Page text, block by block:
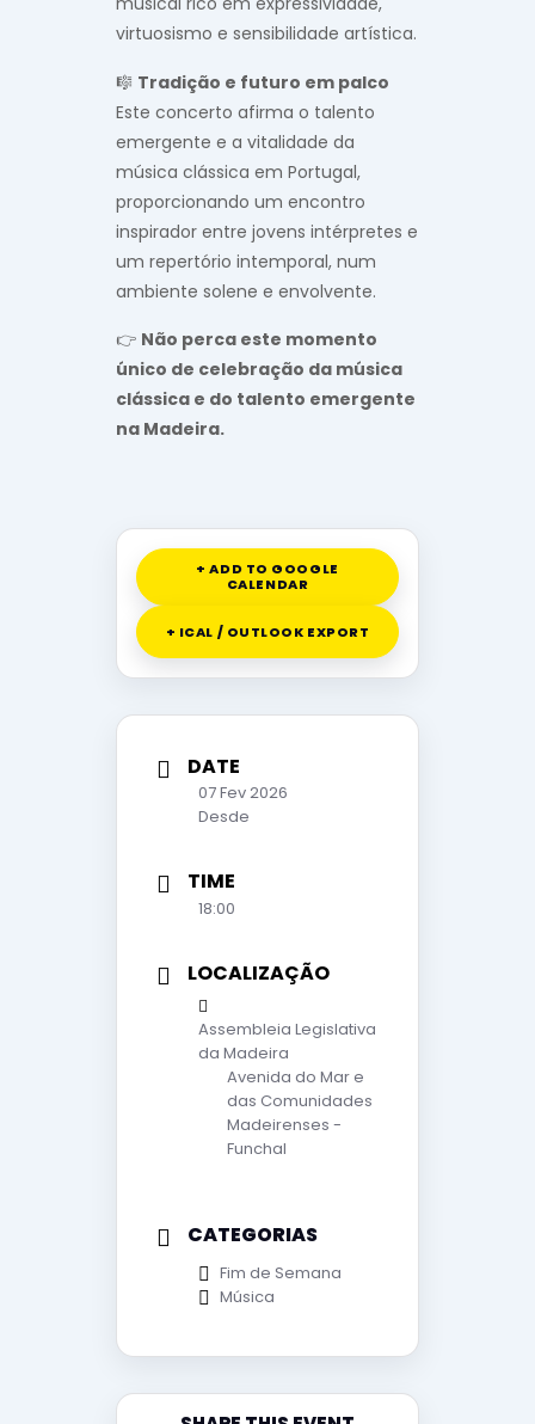
virtuosismo e sensibilidade artística.
🎼 Tradição e futuro em palco
Este concerto afirma o talento
emergente e a vitalidade da
música clássica em Portugal,
proporcionando um encontro
inspirador entre jovens intérpretes e
um repertório intemporal, num
ambiente solene e envolvente.
👉 Não perca este momento
único de celebração da música
clássica e do talento emergente
na Madeira.
+ ADD TO GOOGLE
CALENDAR
+ ICAL / OUTLOOK EXPORT
DATE
07 Fev 2026
Desde
TIME
18:00
LOCALIZAÇÃO
Assembleia Legislativa
da Madeira
Avenida do Mar e
das Comunidades
Madeirenses -
Funchal
CATEGORIAS
Fim de Semana
Música